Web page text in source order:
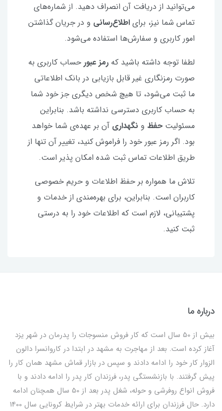
می‌توانید از دریافت آن انصراف دهید. از شماره‌های
تماس شما نیز، برای اطلاع‌رسانی و در جریان گذاشتن
امور کاربری و سفارش‌ها استفاده می‌شود.
لطفا توجه داشته باشید که رمز عبور حساب کاربری به
صورت رمزنگاری غیر قابل بازیابی در بانک اطلاعاتی
ما ثبت می‌شود، تا هیچ شخص دیگری جز خود شما
به حساب کاربری دسترسی نداشته باشد. بنابراین
مسئولیت حفظ و نگهداری آن بر عهده‌ی شما خواهد
بود. اگر رمز عبور خود را فراموش کنید، تغییر آن تنها از
طریق اطلاعات تماس ثبت شده امکان پذیر است.
تلاش ما همواره بر حفظ اطلاعات و حریم خصوصی
کاربران است. بنابراین، برای بهره‌مندی از خدمات و
پشتیبانی، لازم است که اطلاعات خود را به درستی
ثبت کنید.
درباره ما
بیش از 50 سال است که کار فروش منسوجات را پدرمان در شهر یزد
آغاز کرده است. بعد از مهاجرت به مشهد در ابتدا در کاروانسرا دالون
الزوار کار خود را ادامه دادند و سپس در بازار قماش مشهد همان کار را
پیش گرفتند. با بازنشستگی پدر، فرزندان کار پدر را ادامه دادند و با
فروش انواع روفرشی و حوله، شغل پدر بعد از 50 سال همچنان ادامه
دارد. حال فرزندان برای ارائه خدمات بهتر در شرایط کرونایی سال 1400